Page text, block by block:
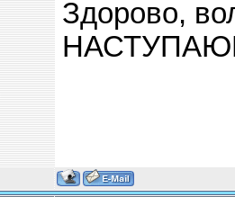
Здорово,